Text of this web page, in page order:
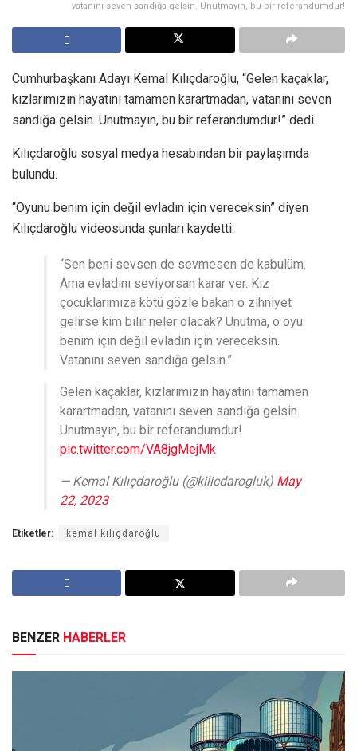
vatanını seven sandığa gelsin. Unutmayın, bu bir referandumdur!
Cumhurbaşkanı Adayı Kemal Kılıçdaroğlu, “Gelen kaçaklar,
kızlarımızın hayatını tamamen karartmadan, vatanını seven
sandığa gelsin. Unutmayın, bu bir referandumdur!” dedi.
Kılıçdaroğlu sosyal medya hesabından bir paylaşımda
bulundu.
“Oyunu benim için değil evladın için vereceksin” diyen
Kılıçdaroğlu videosunda şunları kaydetti:
“Sen beni sevsen de sevmesen de kabulüm.
Ama evladını seviyorsan karar ver. Kız
çocuklarımıza kötü gözle bakan o zihniyet
gelirse kim bilir neler olacak? Unutma, o oyu
benim için değil evladın için vereceksin.
Vatanını seven sandığa gelsin.”
Gelen kaçaklar, kızlarımızın hayatını tamamen
karartmadan, vatanını seven sandığa gelsin.
Unutmayın, bu bir referandumdur!
pic.twitter.com/VA8jgMejMk
— Kemal Kılıçdaroğlu (@kilicdarogluk) May
22, 2023
Etiketler: kemal kılıçdaroğlu
BENZER HABERLER